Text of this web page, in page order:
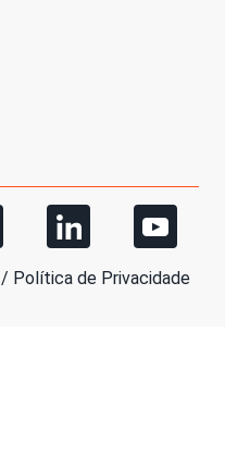
Política de Privacidade